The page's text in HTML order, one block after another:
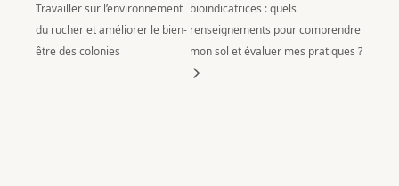
Travailler sur l’environnement
du rucher et améliorer le bien-
être des colonies
bioindicatrices : quels
renseignements pour comprendre
mon sol et évaluer mes pratiques ?